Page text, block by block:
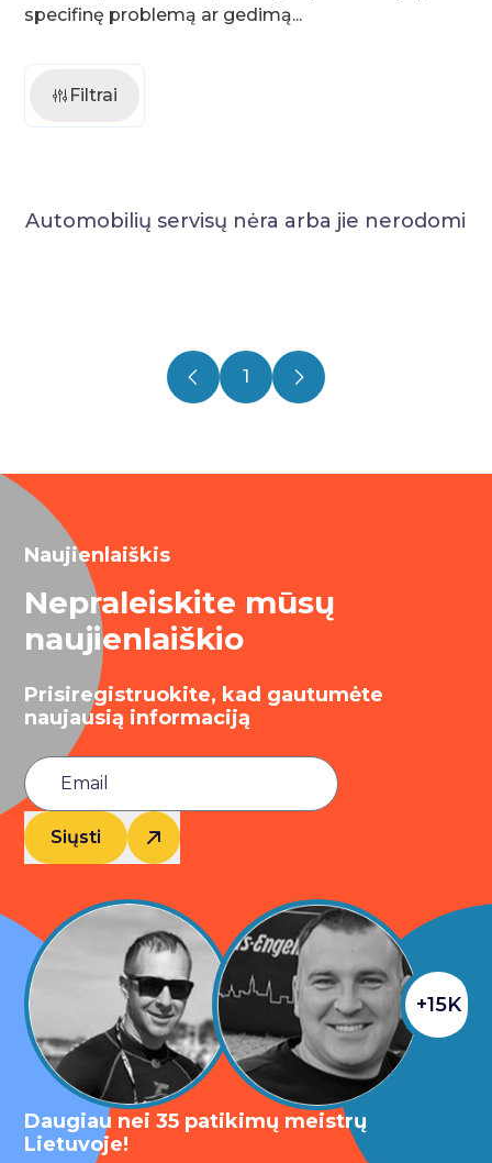
specifinę problemą ar gedimą...
Filtrai
Automobilių servisų nėra arba jie nerodomi
1
Naujienlaiškis
Nepraleiskite mūsų
naujienlaiškio
Prisiregistruokite, kad gautumėte
naujausią informaciją
Siųsti
+15K
Daugiau nei 35 patikimų meistrų
Lietuvoje!